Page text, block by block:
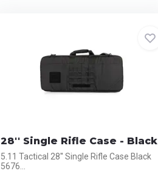
28'' Single Rifle Case - Black
5.11 Tactical 28'' Single Rifle Case Black
5676...